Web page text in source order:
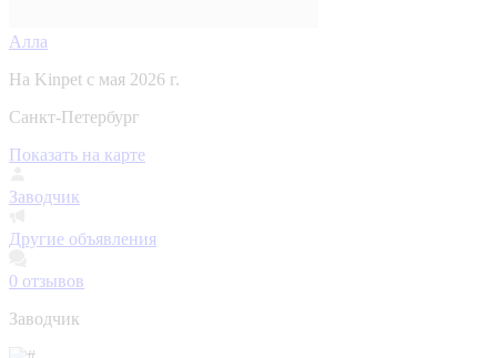
Алла
На Kinpet c мая 2026 г.
Санкт-Петербург
Показать на карте
Заводчик
Другие объявления
0 отзывов
Заводчик